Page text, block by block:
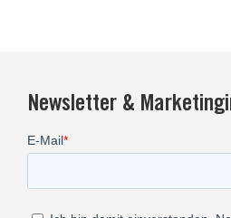
Newsletter &